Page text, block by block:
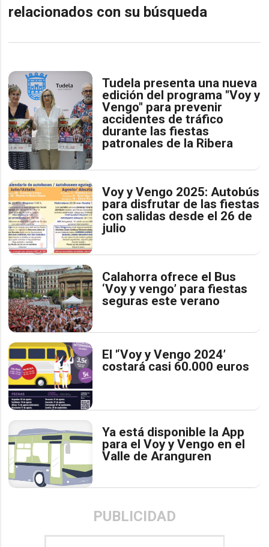
relacionados con su búsqueda
Tudela presenta una nueva
edición del programa "Voy y
Vengo" para prevenir
accidentes de tráfico
durante las fiestas
patronales de la Ribera
Voy y Vengo 2025: Autobús
para disfrutar de las fiestas
con salidas desde el 26 de
julio
Calahorra ofrece el Bus
‘Voy y vengo’ para fiestas
seguras este verano
El '‘Voy y Vengo 2024’
costará casi 60.000 euros
Ya está disponible la App
para el Voy y Vengo en el
Valle de Aranguren
PUBLICIDAD